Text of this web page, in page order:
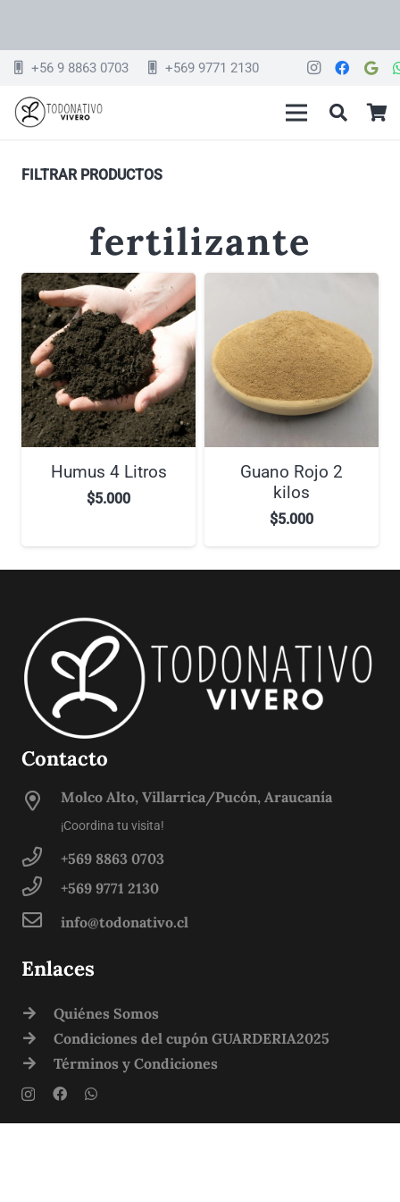
+56 9 8863 0703 +569 9771 2130
FILTRAR PRODUCTOS
fertilizante
Humus 4 Litros
$5.000
Guano Rojo 2
kilos
$5.000
Contacto
Molco Alto, Villarrica/Pucón, Araucanía
¡Coordina tu visita!
+569 8863 0703
+569 9771 2130
info@todonativo.cl
Enlaces
Quiénes Somos
Condiciones del cupón GUARDERIA2025
Términos y Condiciones